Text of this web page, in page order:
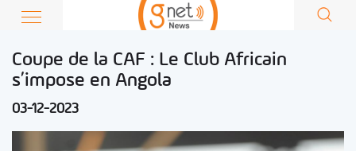
Coupe de la CAF : Le Club Africain
s’impose en Angola
03-12-2023